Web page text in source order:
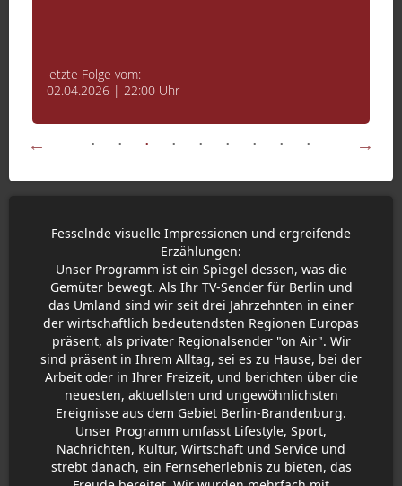
letzte Folge vom:
02.04.2026 | 22:00 Uhr
Fesselnde visuelle Impressionen und ergreifende
Erzählungen:
Unser Programm ist ein Spiegel dessen, was die
Gemüter bewegt. Als Ihr TV-Sender für Berlin und
das Umland sind wir seit drei Jahrzehnten in einer
der wirtschaftlich bedeutendsten Regionen Europas
präsent, als privater Regionalsender "on Air". Wir
sind präsent in Ihrem Alltag, sei es zu Hause, bei der
Arbeit oder in Ihrer Freizeit, und berichten über die
neuesten, aktuellsten und ungewöhnlichsten
Ereignisse aus dem Gebiet Berlin-Brandenburg.
Unser Programm umfasst Lifestyle, Sport,
Nachrichten, Kultur, Wirtschaft und Service und
strebt danach, ein Fernseherlebnis zu bieten, das